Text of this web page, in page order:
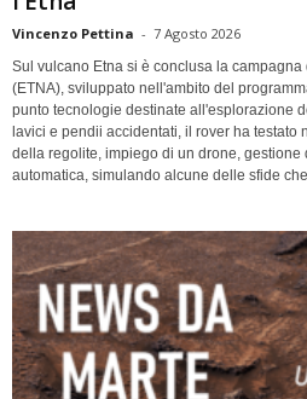
Vincenzo Pettina - 7 Agosto 2026
Sul vulcano Etna si è conclusa la
(ETNA), sviluppato nell'ambito del
punto tecnologie destinate all'esplorazione
lavici e pendii accidentati, il rover ha testato
della regolite, impiego di un drone, gestione
automatica, simulando alcune delle sfide